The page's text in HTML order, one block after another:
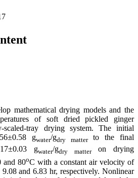
mathematical drying models and the
of soft dried pickled ginger
scaled-tray drying system. The initial
gwater/gdry matter to the final
gwater/gdry matter on drying
and 80oC with a constant air velocity of
and 6.83 hr, respectively. Nonlinear